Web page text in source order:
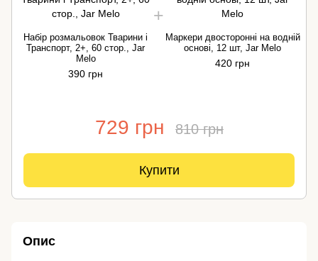
Набір розмальовок Тварини і
Транспорт, 2+, 60 стор., Jar
Melo
390 грн
Маркери двосторонні на водній
основі, 12 шт, Jar Melo
420 грн
729 грн 810 грн
Купити
Опис